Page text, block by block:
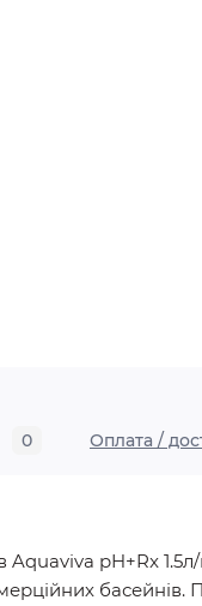
0 Оплата /
pH+Rx